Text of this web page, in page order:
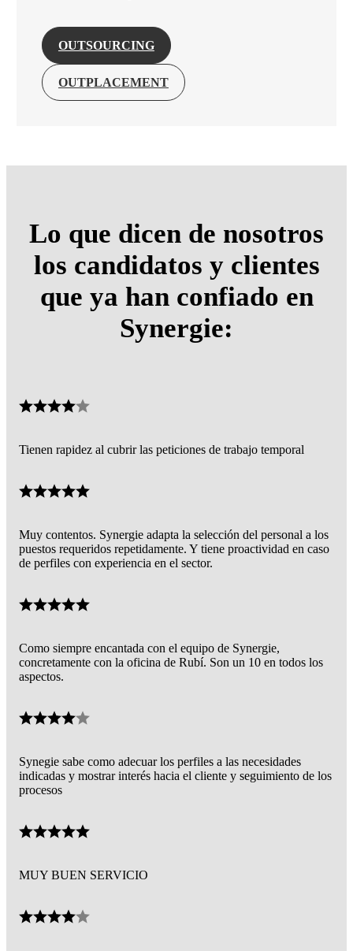
OUTSOURCING
OUTPLACEMENT
Lo que dicen de nosotros
los candidatos y clientes
que ya han confiado en
Synergie:
Tienen rapidez al cubrir las peticiones de trabajo temporal
Muy contentos. Synergie adapta la selección del personal a los
puestos requeridos repetidamente. Y tiene proactividad en caso
de perfiles con experiencia en el sector.
Como siempre encantada con el equipo de Synergie,
concretamente con la oficina de Rubí. Son un 10 en todos los
aspectos.
Synegie sabe como adecuar los perfiles a las necesidades
indicadas y mostrar interés hacia el cliente y seguimiento de los
procesos
MUY BUEN SERVICIO